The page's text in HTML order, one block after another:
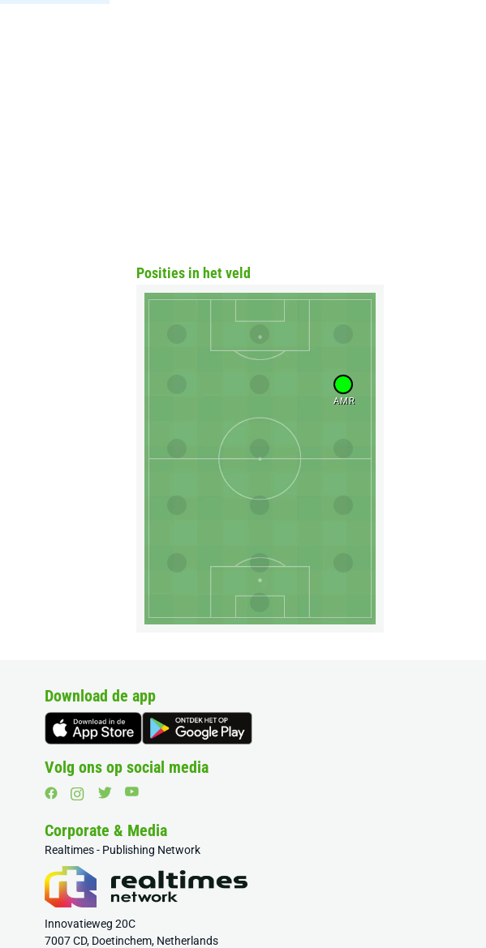
Posities in het veld
AMR
Download de app
Volg ons op social media
Corporate & Media
Realtimes - Publishing Network
Innovatieweg 20C
7007 CD, Doetinchem, Netherlands